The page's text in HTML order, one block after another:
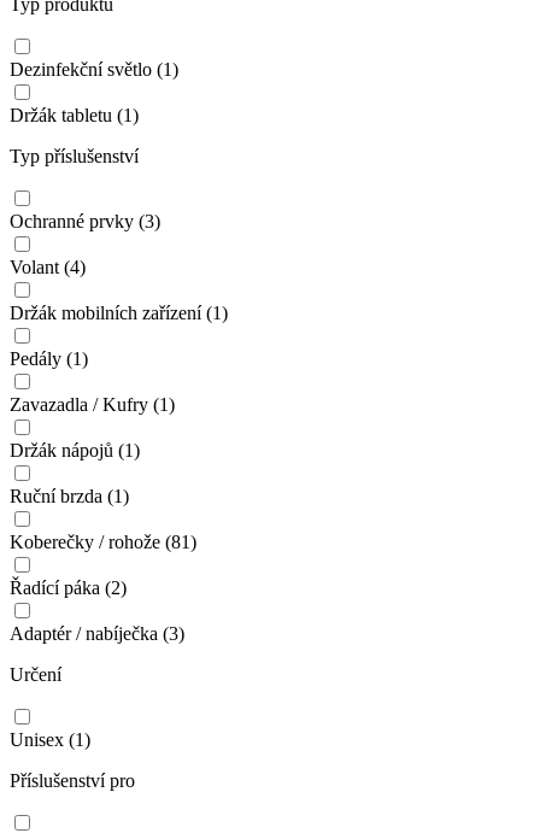
Dezinfekční světlo (1)
Držák tabletu (1)
Typ příslušenství
Ochranné prvky (3)
Volant (4)
Držák mobilních zařízení(1)
Pedály (1)
Zavazadla / Kufry (1)
Držák nápojů (1)
Ruční brzda (1)
Koberečky / rohože (81)
Řadící páka (2)
Adaptér / nabíječka (3)
Určení
Unisex (1)
Příslušenství pro